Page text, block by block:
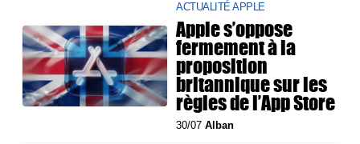
ACTUALITÉ APPLE
Apple s’oppose
fermement à la
proposition
britannique sur les
règles de l’App Store
30/07Alban